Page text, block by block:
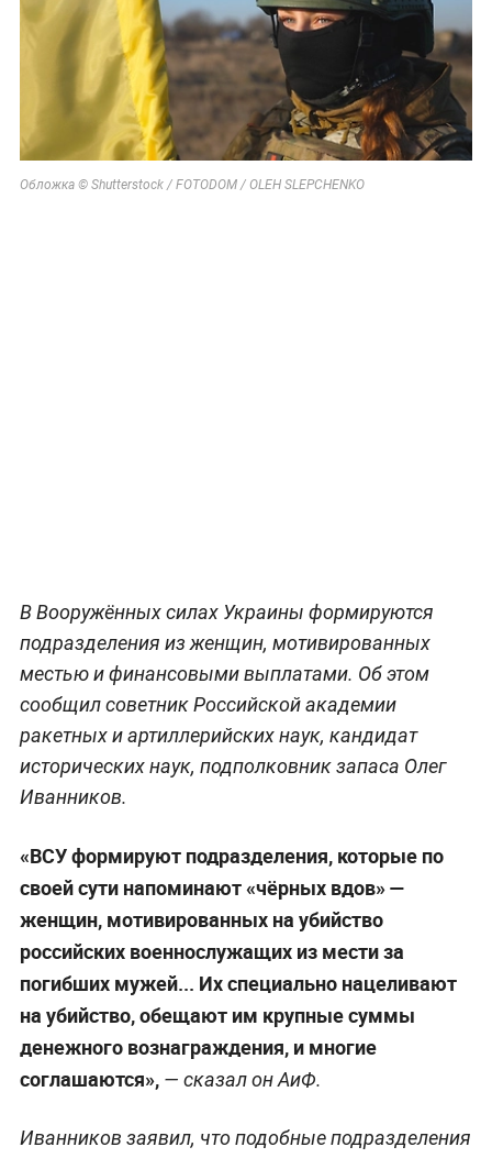
Обложка © Shutterstock / FOTODOM / OLEH SLEPCHENKO
В Вооружённых силах Украины формируются
подразделения из женщин, мотивированных
местью и финансовыми выплатами. Об этом
сообщил советник Российской академии
ракетных и артиллерийских наук, кандидат
исторических наук, подполковник запаса Олег
Иванников.
«ВСУ формируют подразделения, которые по
своей сути напоминают «чёрных вдов» —
женщин, мотивированных на убийство
российских военнослужащих из мести за
погибших мужей... Их специально нацеливают
на убийство, обещают им крупные суммы
денежного вознаграждения, и многие
соглашаются»,— сказал он AиФ.
Иванников заявил, что подобные подразделения